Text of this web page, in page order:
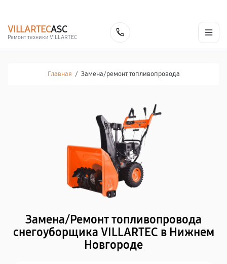
VILLARTECASC
Ремонт техники VILLARTEC
Главная / Замена/pемонт топливопровода
Замена/Pемонт топливопровода
снегоуборщика VILLARTEC в Нижнем
Новгороде